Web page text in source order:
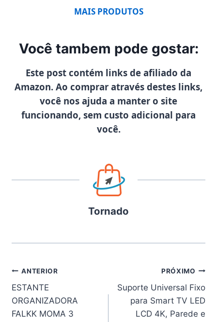
MAIS PRODUTOS
Você tambem pode gostar:
Este post contém links de afiliado da
Amazon. Ao comprar através destes links,
você nos ajuda a manter o site
funcionando, sem custo adicional para
você.
Tornado
Navegação
de
Post
ANTERIOR
ESTANTE
ORGANIZADORA
FALKK MOMA 3
PRÓXIMO
Suporte Universal Fixo
para Smart TV LED
LCD 4K, Parede e